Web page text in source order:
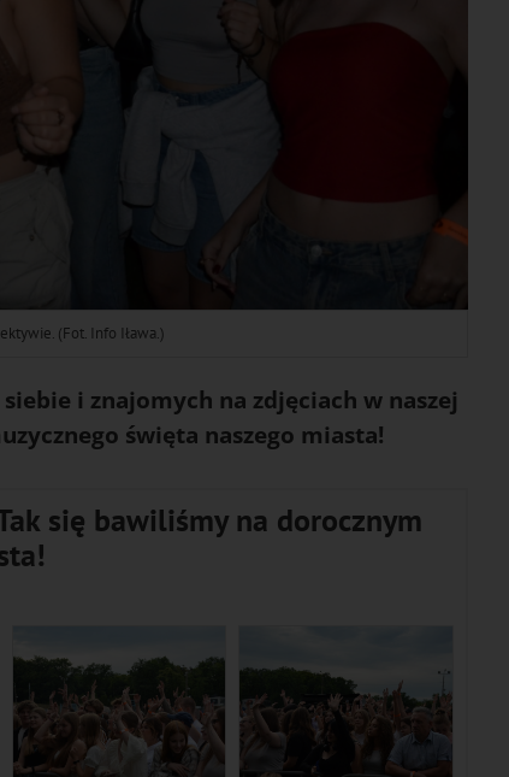
(Fot. Info Iława.)
siebie i znajomych na zdjęciach w naszej
święta naszego miasta!
się bawiliśmy na dorocznym